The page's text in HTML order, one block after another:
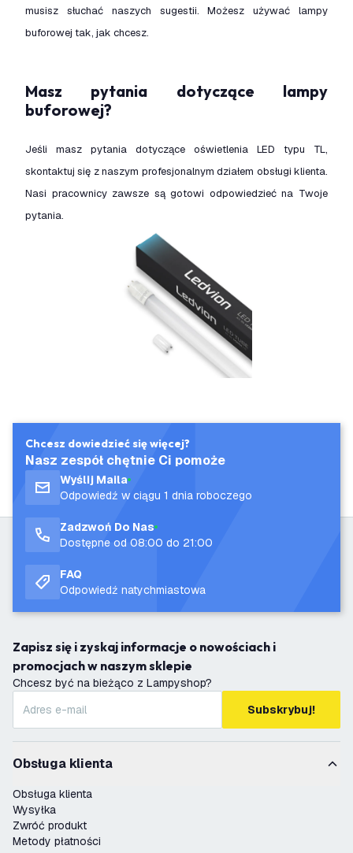
musisz słuchać naszych sugestii. Możesz używać lampy
buforowej tak, jak chcesz.
Masz pytania dotyczące lampy
buforowej?
Jeśli masz pytania dotyczące oświetlenia LED typu TL,
skontaktuj się z naszym profesjonalnym działem obsługi klienta.
Nasi pracownicy zawsze są gotowi odpowiedzieć na Twoje
pytania.
Chcesz dowiedzieć się więcej?
Nasz zespół chętnie Ci pomoże
Wyślij Maila
Odpowiedź w ciągu 1 dnia roboczego
Zadzwoń Do Nas
Dostępne od 08:00 do 21:00
FAQ
Odpowiedź natychmiastowa
Zapisz się i zyskaj informacje o nowościach i
promocjach w naszym sklepie
Chcesz być na bieżąco z Lampyshop?
Subskrybuj!
Obsługa klienta
Obsługa klienta
Wysyłka
Zwróć produkt
Metody płatności